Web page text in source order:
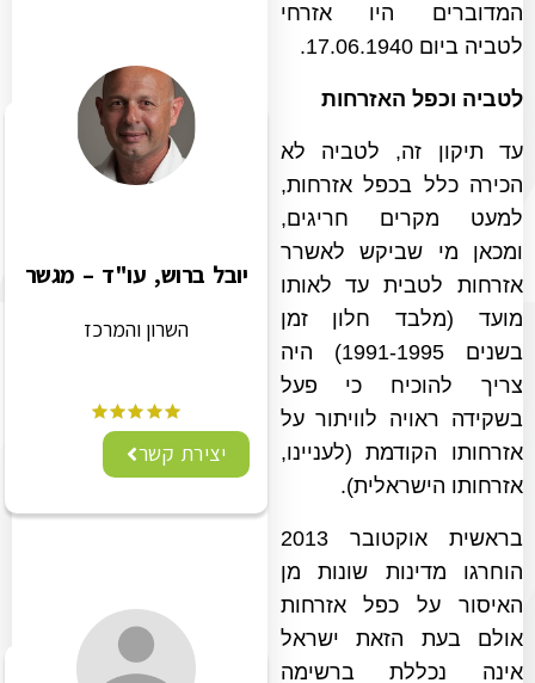
המדוברים היו אזרחי
לטביה ביום 17.06.1940.
לטביה וכפל האזרחות
עד תיקון זה, לטביה לא
הכירה כלל בכפל אזרחות,
למעט מקרים חריגים,
ומכאן מי שביקש לאשרר
אזרחות לטבית עד לאותו
מועד (מלבד חלון זמן
בשנים 1991-1995) היה
צריך להוכיח כי פעל
בשקידה ראויה לוויתור על
אזרחותו הקודמת (לעניינו,
אזרחותו הישראלית).
בראשית אוקטובר 2013
הוחרגו מדינות שונות מן
האיסור על כפל אזרחות
אולם בעת הזאת ישראל
אינה נכללת ברשימה
יובל ברוש, עו"ד – מגשר
השרון והמרכז
יצירת קשר